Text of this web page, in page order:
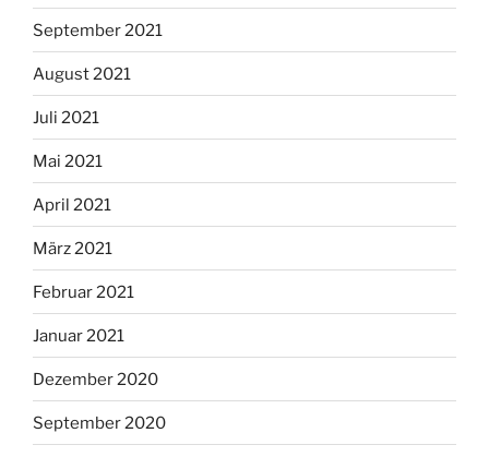
September 2021
August 2021
Juli 2021
Mai 2021
April 2021
März 2021
Februar 2021
Januar 2021
Dezember 2020
September 2020